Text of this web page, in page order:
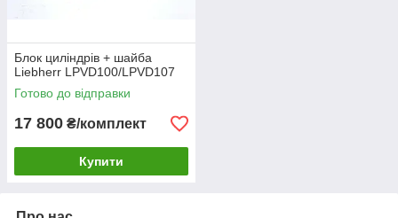
Блок циліндрів + шайба
Liebherr LPVD100/LPVD107
Готово до відправки
17 800 ₴/комплект
Купити